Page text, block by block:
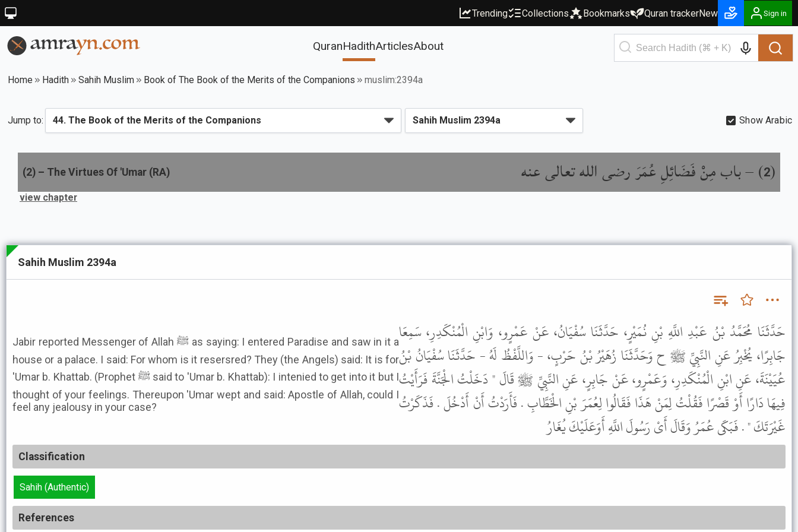
Trending Collections Bookmarks Quran trackerNew Sign in
QuranHadithArticlesAbout
Home Hadith Sahih Muslim Book of The Book of the Merits of the Companions muslim:2394a
Jump to: Show Arabic
(
2
) –باب مِنْ فَضَائِلِ عُمَرَ رضى الله تعالى عنه (2) – The Virtues Of 'Umar (RA)
view chapter
Sahih Muslim 2394a
Jabir reported Messenger of Allah ﷺ as saying: I entered Paradise and saw in it a
house or a palace. I said: For whom is it resersred? They (the Angels) said: It is for
'Umar b. Khattab. (Prophet ﷺ said to 'Umar b. Khattab): I intenied to get into it but I
thought of your feelings. Thereupon 'Umar wept and said: Apostle of Allah, could I
feel any jealousy in your case?
حَدَّثَنَا مُحَمَّدُ بْنُ عَبْدِ اللَّهِ بْنِ نُمَيْرٍ، حَدَّثَنَا سُفْيَانُ، عَنْ عَمْرٍو، وَابْنِ الْمُنْكَدِرِ، سَمِعَا
جَابِرًا، يُخْبِرُ عَنِ النَّبِيِّ ﷺ ح وَحَدَّثَنَا زُهَيْرُ بْنُ حَرْبٍ، - وَاللَّفْظُ لَهُ - حَدَّثَنَا سُفْيَانُ بْنُ
عُيَيْنَةَ، عَنِ ابْنِ الْمُنْكَدِرِ، وَعَمْرٍو، عَنْ جَابِرٍ، عَنِ النَّبِيِّ ﷺ قَالَ " دَخَلْتُ الْجَنَّةَ فَرَأَيْتُ
فِيهَا دَارًا أَوْ قَصْرًا فَقُلْتُ لِمَنْ هَذَا فَقَالُوا لِعُمَرَ بْنِ الْخَطَّابِ . فَأَرَدْتُ أَنْ أَدْخُلَ . فَذَكَرْتُ
غَيْرَتَكَ " . فَبَكَى عُمَرُ وَقَالَ أَىْ رَسُولَ اللَّهِ أَوَعَلَيْكَ يُغَارُ
Classification
Sahih (Authentic)
References